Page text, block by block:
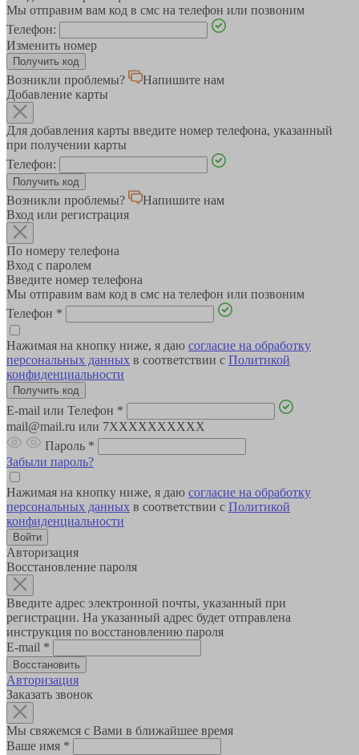
Мы отправим вам код в смс на телефон или позвоним
Телефон:
Изменить номер
Возникли проблемы?
Напишите нам
Добавление карты
Для добавления карты введите номер телефона, указанный
при получении карты
Телефон:
Возникли проблемы?
Напишите нам
Вход или регистрация
По номеру телефона
Вход с паролем
Введите номер телефона
Мы отправим вам код в смс на телефон или позвоним
Телефон *
Нажимая на кнопку ниже, я даю согласие на обработку
персональных данных в соответствии с Политикой
конфиденциальности
E-mail или Телефон *
mail@mail.ru или 7XXXXXXXXXX
Пароль *
Забыли пароль?
Нажимая на кнопку ниже, я даю согласие на обработку
персональных данных в соответствии с Политикой
конфиденциальности
Авторизация
Восстановление пароля
Введите адрес электронной почты, указанный при
регистрации. На указанный адрес будет отправлена
инструкция по восстановлению пароля
E-mail *
Авторизация
Заказать звонок
Мы свяжемся с Вами в ближайшее время
Ваше имя *